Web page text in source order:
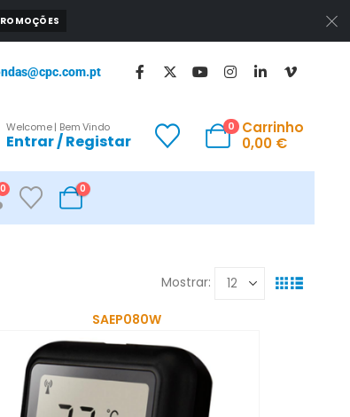
Welcome | Bem Vindo
Entrar / Registar
0
Carrinho
0,00 €
0 0
Mostrar:
SAEP080W